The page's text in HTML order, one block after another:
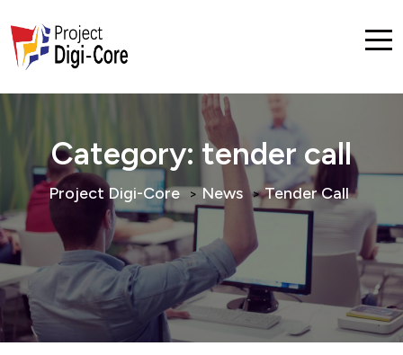
Category: tender call
Project Digi-Core >News >Tender Call